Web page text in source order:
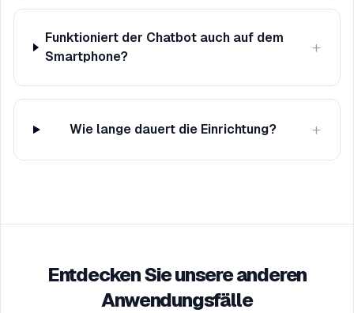
Funktioniert der Chatbot auch auf dem
Smartphone?
+
Wie lange dauert die Einrichtung? +
Entdecken Sie unsere anderen
Anwendungsfälle